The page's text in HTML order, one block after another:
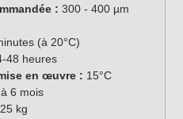
: 300 - 400 µm
(à 20°C)
48 heures
en œuvre : 15°C
6 mois
kg